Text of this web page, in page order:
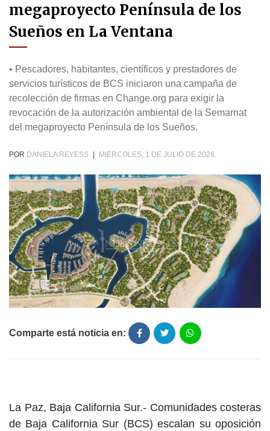
megaproyecto Península de los
Sueños en La Ventana
• Pescadores, habitantes, científicos y prestadores de
servicios turísticos de BCS iniciaron una campaña de
recolección de firmas en Change.org para exigir la
revocación de la autorización ambiental de la Semarnat
del megaproyecto Península de los Sueños.
POR DANIELA REYESS MIERCOLES, 1 DE JULIO DE 2026.
Comparte está noticia en:
La Paz, Baja California Sur.- Comunidades costeras
de Baja California Sur (BCS) escalan su oposición